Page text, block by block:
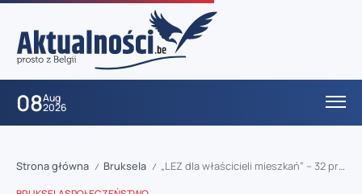
08Aug
2026
Strona główna / Bruksela / „LEZ dla właścicieli mieszkań” – 32 procent lokali na sprzedaż w Brukseli wymaga renowacji do 2033 r.